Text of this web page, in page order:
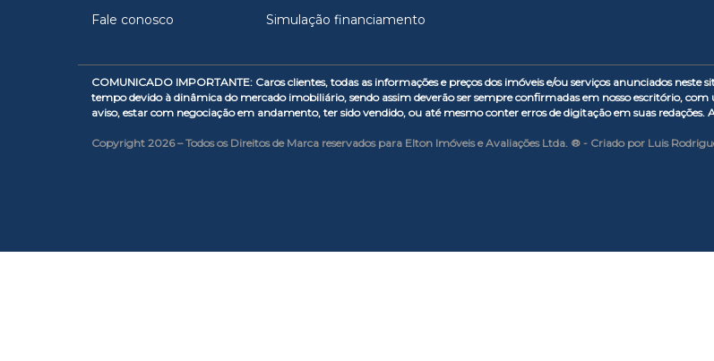
Fale conosco Simulação financiamento
COMUNICADO IMPORTANTE: Caros clientes, todas as informações e preços dos imóveis e/ou serviços anunciados neste
tempo devido à dinâmica do mercado imobiliário, sendo assim deverão ser sempre confirmadas em nosso escritório,
aviso, estar com negociação em andamento, ter sido vendido, ou até mesmo conter erros de digitação em suas redações.
Copyright 2026 – Todos os Direitos de Marca reservados para Elton Imóveis e Avaliações Ltda. ® - Criado por Luis